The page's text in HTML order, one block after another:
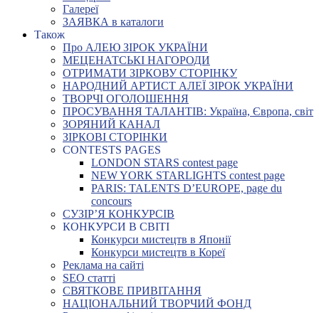
Галереї
ЗАЯВКА в каталоги
Також
Про АЛЕЮ ЗІРОК УКРАЇНИ
МЕЦЕНАТСЬКІ НАГОРОДИ
ОТРИМАТИ ЗІРКОВУ СТОРІНКУ
НАРОДНИЙ АРТИСТ АЛЕЇ ЗІРОК УКРАЇНИ
ТВОРЧІ ОГОЛОШЕННЯ
ПРОСУВАННЯ ТАЛАНТІВ: Україна, Європа, світ
ЗОРЯНИЙ КАНАЛ
ЗІРКОВІ СТОРІНКИ
CONTESTS PAGES
LONDON STARS contest page
NEW YORK STARLIGHTS contest page
PARIS: TALENTS D’EUROPE, page du
concours
СУЗІР’Я КОНКУРСІВ
КОНКУРСИ В СВІТІ
Конкурси мистецтв в Японії
Конкурси мистецтв в Кореї
Реклама на сайті
SEO статті
СВЯТКОВЕ ПРИВІТАННЯ
НАЦІОНАЛЬНИЙ ТВОРЧИЙ ФОНД